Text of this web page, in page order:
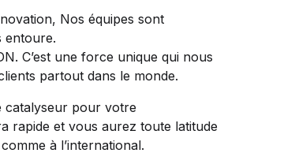
Nos équipes sont
entoure.
C’est une force unique qui nous
partout dans le monde.
catalyseur pour votre
rapide et vous aurez toute latitude
à l’international.